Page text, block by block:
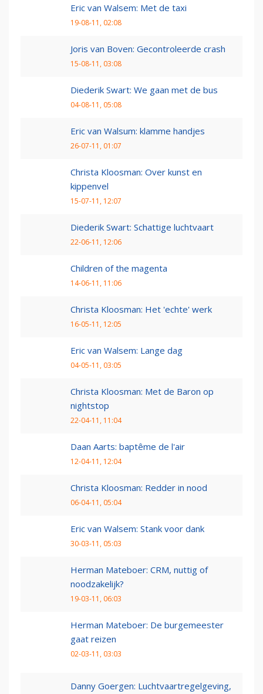
Eric van Walsem: Met de taxi
19-08-11, 02:08
Joris van Boven: Gecontroleerde crash
15-08-11, 03:08
Diederik Swart: We gaan met de bus
04-08-11, 05:08
Eric van Walsum: klamme handjes
26-07-11, 01:07
Christa Kloosman: Over kunst en
kippenvel
15-07-11, 12:07
Diederik Swart: Schattige luchtvaart
22-06-11, 12:06
Children of the magenta
14-06-11, 11:06
Christa Kloosman: Het 'echte' werk
16-05-11, 12:05
Eric van Walsem: Lange dag
04-05-11, 03:05
Christa Kloosman: Met de Baron op
nightstop
22-04-11, 11:04
Daan Aarts: baptême de l'air
12-04-11, 12:04
Christa Kloosman: Redder in nood
06-04-11, 05:04
Eric van Walsem: Stank voor dank
30-03-11, 05:03
Herman Mateboer: CRM, nuttig of
noodzakelijk?
19-03-11, 06:03
Herman Mateboer: De burgemeester
gaat reizen
02-03-11, 03:03
Danny Goergen: Luchtvaartregelgeving,